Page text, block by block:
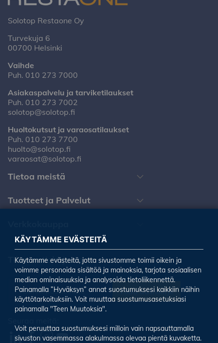
Solotop Restaone Oy
Turvekuja 6
00700 Helsinki
Vaihde
Puh. 010 273 7000
Asiakaspalvelu ja tarviketilaukset
Puh. 010 273 7002
solotop@solotop.fi
Huoltokutsut ja varaosatilaukset
Puh. 010 273 7700
huolto@solotop.fi
varaosat@solotop.fi
Tietoa meistä
Tuotteet ja Palvelut
Tilaa uutiskirjeemme
Tilaa uutiskirje
KÄYTÄMME EVÄSTEITÄ
Käytämme evästeitä, jotta sivustomme toimii oikein ja
voimme personoida sisältöä ja mainoksia, tarjota sosiaalisen
median ominaisuuksia ja analysoida tietoliikennettä.
Painamalla ”Hyväksyn” annat suostumuksesi kaikkiin näihin
käyttötarkoituksiin. Voit muuttaa suostumusasetuksiasi
painamalla "Teen Muutoksia".
Voit peruuttaa suostumuksesi milloin vain napsauttamalla
sivuston vasemmassa alakulmassa olevaa pientä kuvaketta.